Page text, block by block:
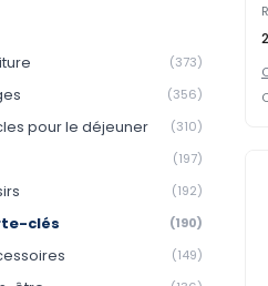
(373)
(356)
pour le déjeuner (310)
(197)
(192)
clés (190)
(149)